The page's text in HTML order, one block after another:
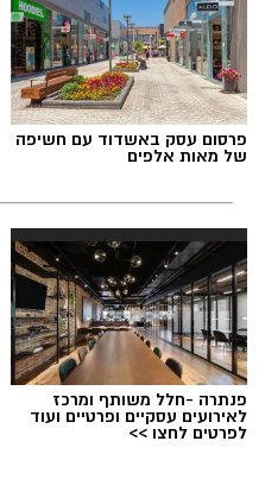
פרסום עסק באשדוד עם חשיפה
של מאות אלפים
פנתרה -חלל משותף ומרכז
לאירועים עסקיים ופרטיים ועוד
לפרטים לחצו >>